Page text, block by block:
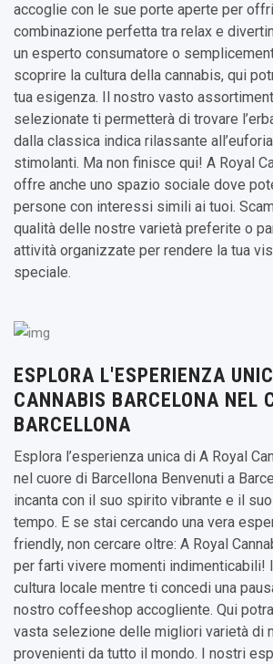
accoglie con le sue porte aperte per
combinazione perfetta tra relax e
un esperto consumatore o
scoprire la cultura della cannabis, qui
tua esigenza. Il nostro vasto
selezionate ti permetterà di trovare
dalla classica indica rilassante
stimolanti. Ma non finisce qui! A Royal
offre anche uno spazio sociale dove
persone con interessi simili ai tuoi.
qualità delle nostre varietà preferite o
attività organizzate per rendere la tua
speciale.
ESPLORA L'ESPERIENZA
CANNABIS BARCELONA NEL
BARCELLONA
Esplora l’esperienza unica di A Royal
nel cuore di Barcellona Benvenuti a
incanta con il suo spirito vibrante e il
tempo. E se stai cercando una vera
friendly, non cercare oltre: A Royal
per farti vivere momenti indimenticabili!
cultura locale mentre ti concedi una
nostro coffeeshop accogliente. Qui
vasta selezione delle migliori varietà di
provenienti da tutto il mondo. I nostri